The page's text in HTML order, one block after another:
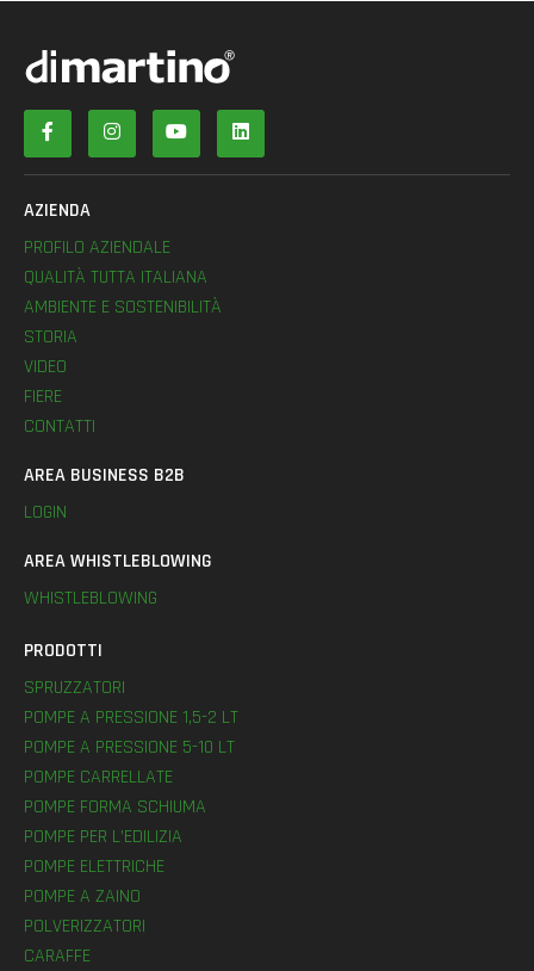
AZIENDA
PROFILO AZIENDALE
QUALITÀ TUTTA ITALIANA
AMBIENTE E SOSTENIBILITÀ
STORIA
VIDEO
FIERE
CONTATTI
AREA BUSINESS B2B
LOGIN
AREA WHISTLEBLOWING
WHISTLEBLOWING
PRODOTTI
SPRUZZATORI
POMPE A PRESSIONE 1,5-2 LT
POMPE A PRESSIONE 5-10 LT
POMPE CARRELLATE
POMPE FORMA SCHIUMA
POMPE PER L’EDILIZIA
POMPE ELETTRICHE
POMPE A ZAINO
POLVERIZZATORI
CARAFFE